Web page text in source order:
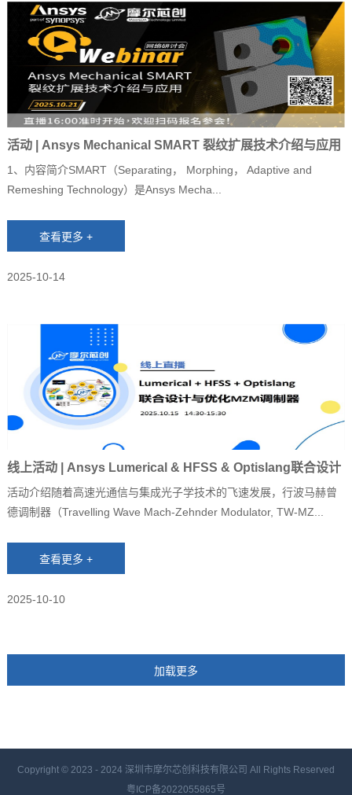
活动 | Ansys Mechanical SMART 裂纹扩展技术介绍与应用
1、内容简介SMART（Separating， Morphing， Adaptive and
Remeshing Technology）是Ansys Mecha...
2025-10-14
线上活动 | Ansys Lumerical & HFSS & Optislang联合设计
与优化MZM调制器
活动介绍随着高速光通信与集成光子学技术的飞速发展，行波马赫曾
德调制器（Travelling Wave Mach-Zehnder Modulator, TW-MZ...
2025-10-10
Copyright © 2023 - 2024 深圳市摩尔芯创科技有限公司 All Rights Reserved
粤ICP备2022055865号